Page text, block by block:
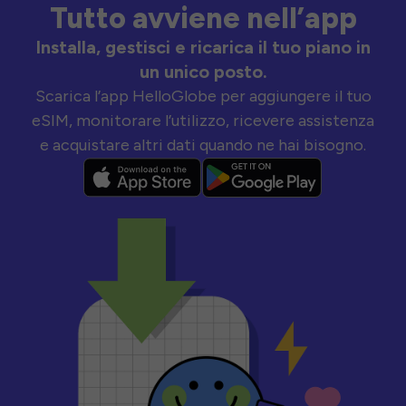
Tutto avviene nell’app
Installa, gestisci e ricarica il tuo piano in
un unico posto.
Scarica l’app HelloGlobe per aggiungere il tuo
eSIM, monitorare l’utilizzo, ricevere assistenza
e acquistare altri dati quando ne hai bisogno.